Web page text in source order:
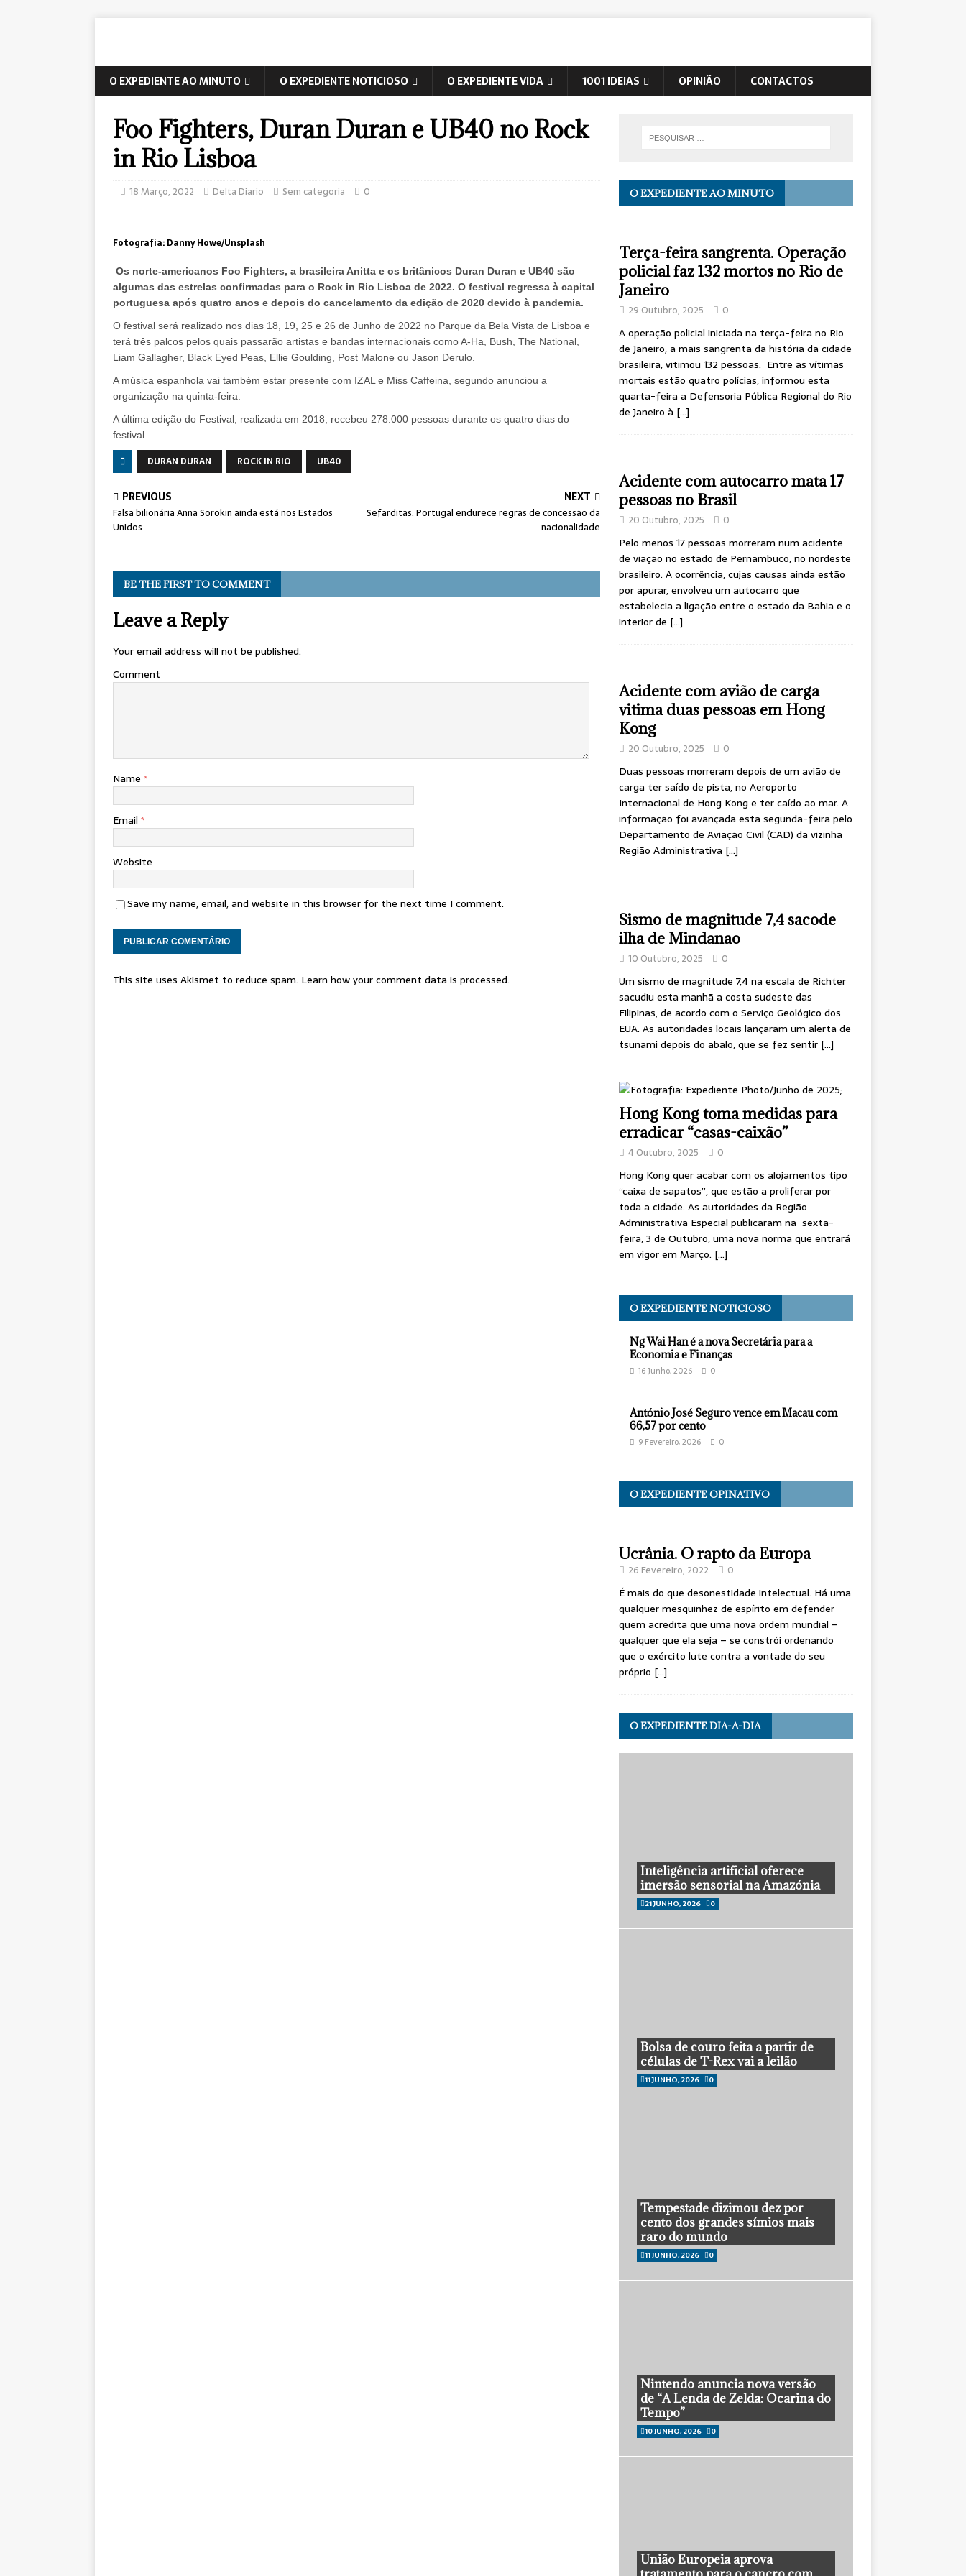
O EXPEDIENTE AO MINUTO O EXPEDIENTE NOTICIOSO O EXPEDIENTE VIDA 1001 IDEIAS OPINIÃO CONTACTOS
Foo Fighters, Duran Duran e UB40 no Rock
in Rio Lisboa
18 Março, 2022 Delta Diario Sem categoria 0
Fotografia: Danny Howe/Unsplash
Os norte-americanos Foo Fighters, a brasileira Anitta e os britânicos Duran Duran e UB40 são
algumas das estrelas confirmadas para o Rock in Rio Lisboa de 2022. O festival regressa à capital
portuguesa após quatro anos e depois do cancelamento da edição de 2020 devido à pandemia.
O festival será realizado nos dias 18, 19, 25 e 26 de Junho de 2022 no Parque da Bela Vista de Lisboa e
terá três palcos pelos quais passarão artistas e bandas internacionais como A-Ha, Bush, The National,
Liam Gallagher, Black Eyed Peas, Ellie Goulding, Post Malone ou Jason Derulo.
A música espanhola vai também estar presente com IZAL e Miss Caffeina, segundo anunciou a
organização na quinta-feira.
A última edição do Festival, realizada em 2018, recebeu 278.000 pessoas durante os quatro dias do
festival.
DURAN DURAN ROCK IN RIO UB40
PREVIOUS
Falsa bilionária Anna Sorokin ainda está nos Estados
Unidos
NEXT
Sefarditas. Portugal endurece regras de concessão da
nacionalidade
BE THE FIRST TO COMMENT
Leave a Reply
Your email address will not be published.
Comment
Name *
Email *
Website
Save my name, email, and website in this browser for the next time I comment.
This site uses Akismet to reduce spam. Learn how your comment data is processed.
O EXPEDIENTE AO MINUTO
Terça-feira sangrenta. Operação
policial faz 132 mortos no Rio de
Janeiro
29 Outubro, 2025 0
A operação policial iniciada na terça-feira no Rio
de Janeiro, a mais sangrenta da história da cidade
brasileira, vitimou 132 pessoas. Entre as vítimas
mortais estão quatro polícias, informou esta
quarta-feira a Defensoria Pública Regional do Rio
de Janeiro à […]
Acidente com autocarro mata 17
pessoas no Brasil
20 Outubro, 2025 0
Pelo menos 17 pessoas morreram num acidente
de viação no estado de Pernambuco, no nordeste
brasileiro. A ocorrência, cujas causas ainda estão
por apurar, envolveu um autocarro que
estabelecia a ligação entre o estado da Bahia e o
interior de […]
Acidente com avião de carga
vitima duas pessoas em Hong
Kong
20 Outubro, 2025 0
Duas pessoas morreram depois de um avião de
carga ter saído de pista, no Aeroporto
Internacional de Hong Kong e ter caído ao mar. A
informação foi avançada esta segunda-feira pelo
Departamento de Aviação Civil (CAD) da vizinha
Região Administrativa […]
Sismo de magnitude 7,4 sacode
ilha de Mindanao
10 Outubro, 2025 0
Um sismo de magnitude 7,4 na escala de Richter
sacudiu esta manhã a costa sudeste das
Filipinas, de acordo com o Serviço Geológico dos
EUA. As autoridades locais lançaram um alerta de
tsunami depois do abalo, que se fez sentir […]
Hong Kong toma medidas para
erradicar “casas-caixão”
4 Outubro, 2025 0
Hong Kong quer acabar com os alojamentos tipo
“caixa de sapatos”, que estão a proliferar por
toda a cidade. As autoridades da Região
Administrativa Especial publicaram na sexta-
feira, 3 de Outubro, uma nova norma que entrará
em vigor em Março. […]
O EXPEDIENTE NOTICIOSO
Ng Wai Han é a nova Secretária para a
Economia e Finanças
16 Junho, 2026 0
António José Seguro vence em Macau com
66,57 por cento
9 Fevereiro, 2026 0
O EXPEDIENTE OPINATIVO
Ucrânia. O rapto da Europa
26 Fevereiro, 2022 0
É mais do que desonestidade intelectual. Há uma
qualquer mesquinhez de espírito em defender
quem acredita que uma nova ordem mundial –
qualquer que ela seja – se constrói ordenando
que o exército lute contra a vontade do seu
próprio […]
O EXPEDIENTE DIA-A-DIA
Inteligência artificial oferece
imersão sensorial na Amazónia
21 JUNHO, 2026 0
Bolsa de couro feita a partir de
células de T-Rex vai a leilão
11 JUNHO, 2026 0
Tempestade dizimou dez por
cento dos grandes símios mais
raro do mundo
11 JUNHO, 2026 0
Nintendo anuncia nova versão
de “A Lenda de Zelda: Ocarina do
Tempo”
10 JUNHO, 2026 0
União Europeia aprova